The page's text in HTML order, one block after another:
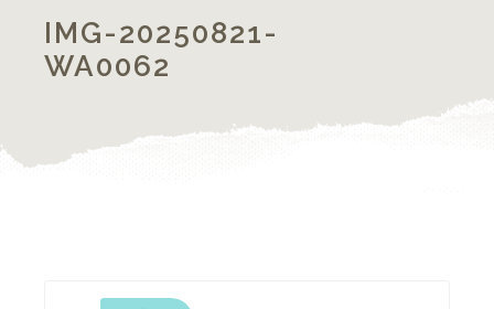
IMG-20250821-
WA0062